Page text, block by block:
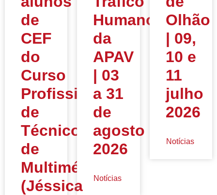
de
CEF
do
Curso
Profissional
de
Técnico
de
Multimédia
(Jéssica
Humano”
da
APAV
| 03
a 31
de
agosto
2026
Notícias
Olhão
| 09,
10 e
11
julho
2026
Notícias